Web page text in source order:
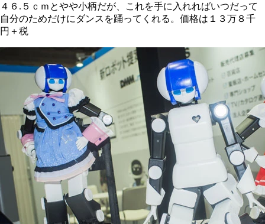
４６.５ｃｍとやや小柄だが、これを手に入れればいつだって
自分のためだけにダンスを踊ってくれる。価格は１３万８千
円＋税